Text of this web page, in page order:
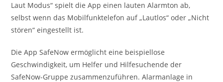
Laut Modus“ spielt die App einen lauten Alarmton ab,
selbst wenn das Mobilfunktelefon auf „Lautlos“ oder „Nicht
stören“ eingestellt ist.
Die App SafeNow ermöglicht eine beispiellose
Geschwindigkeit, um Helfer und Hilfesuchende der
SafeNow-Gruppe zusammenzuführen. Alarmanlage in